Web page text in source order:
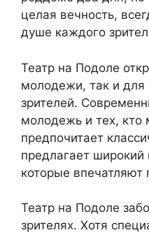
целая вечность,
душе каждого
Театр на Подоле
молодежи, так и для
зрителей.
молодежь и тех,
предпочитает
предлагает широкий
которые впечатляют
Театр на Подоле
зрителях. Хотя